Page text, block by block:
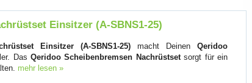
Einsitzer (A-SBNS1-25)
Einsitzer (A-SBNS1-25) macht DeinenQeridoo
Das Qeridoo Scheibenbremsen Nachrüstsetsorgt für ein
mehr lesen »